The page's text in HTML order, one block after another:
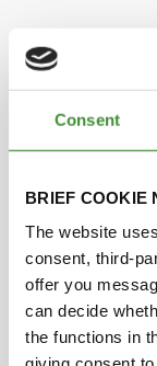
Consent
BRIEF COOKIE
The website
consent, third-
offer you
can decide
the functions in
Boris
Știați că